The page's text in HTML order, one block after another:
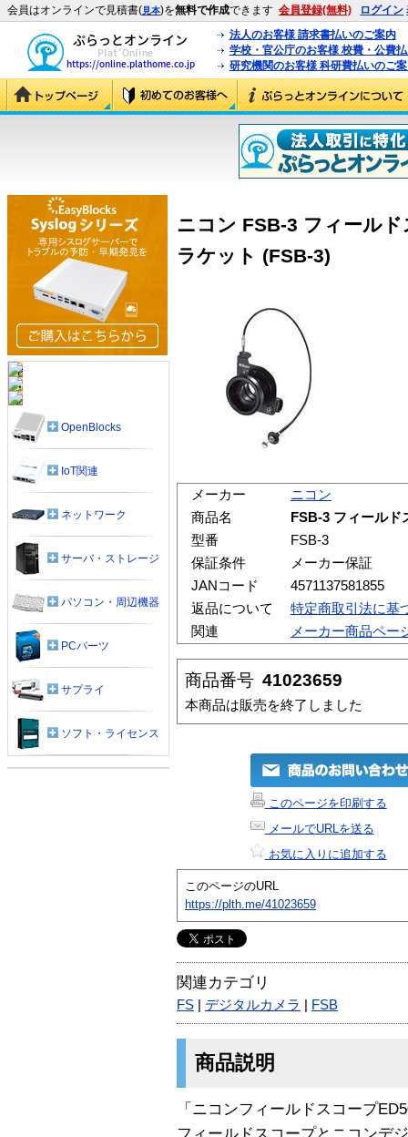
会員はオンラインで見積書(見本)を無料で作成できます 会員登録(無料) ログイン
法人のお客様 請求書払いのご案内
学校・官公庁のお客様 校費・公費
研究機関のお客様 科研費払いのご
ニコン FSB-3 フィール
ラケット (FSB-3)
メーカー
ニコン
商品名
FSB-3 フィールド
型番
FSB-3
保証条件
メーカー保証
JANコード
4571137581855
返品について
特定商取引法に基
関連
メーカー商品ペー
商品番号 41023659
本商品は販売を終了しました
このページを印刷する
メールでURLを送る
お気に入りに追加する
このページのURL
https://plth.me/41023659
関連カテゴリ
FS デジタルカメラ FSB
商品説明
「ニコンフィールドスコープ
OpenBlocks
IoT関連
ネットワーク
サーバ・ストレージ
パソコン・周辺機器
PCパーツ
サプライ
ソフト・ライセンス